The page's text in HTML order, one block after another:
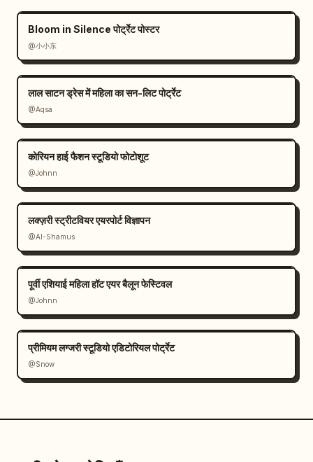
Bloom in Silence पोर्ट्रेट पोस्टर
@小小东
लाल साटन ड्रेस में महिला का सन-लिट पोर्ट्रेट
@Aqsa
कोरियन हाई फैशन स्टूडियो फोटोशूट
@Johnn
लक्ज़री स्ट्रीटवियर एयरपोर्ट विज्ञापन
@Al-Shamus
पूर्वी एशियाई महिला हॉट एयर बैलून फेस्टिवल
@Johnn
प्रीमियम लग्जरी स्टूडियो एडिटोरियल पोर्ट्रेट
@Snow